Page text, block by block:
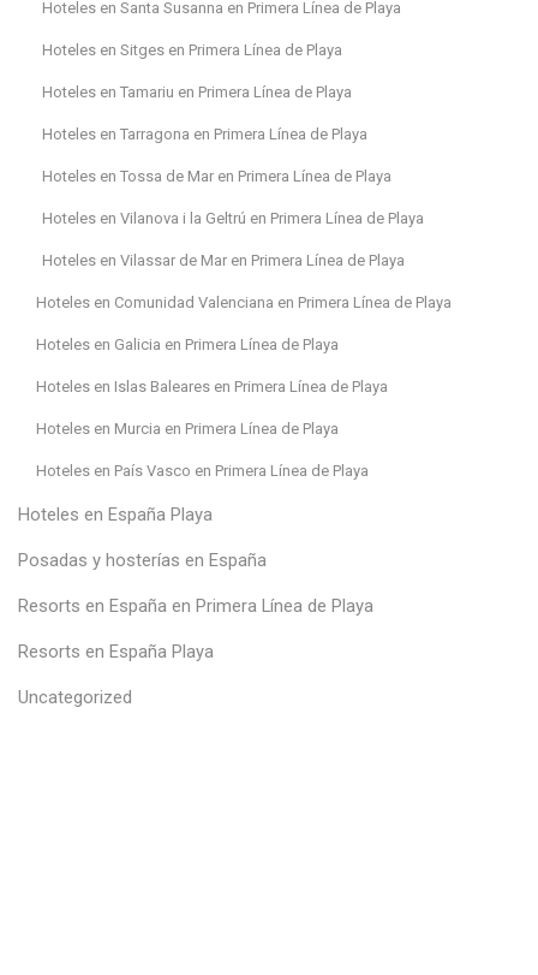
Hoteles en Santa Susanna en Primera Línea de Playa
Hoteles en Sitges en Primera Línea de Playa
Hoteles en Tamariu en Primera Línea de Playa
Hoteles en Tarragona en Primera Línea de Playa
Hoteles en Tossa de Mar en Primera Línea de Playa
Hoteles en Vilanova i la Geltrú en Primera Línea de Playa
Hoteles en Vilassar de Mar en Primera Línea de Playa
Hoteles en Comunidad Valenciana en Primera Línea de Playa
Hoteles en Galicia en Primera Línea de Playa
Hoteles en Islas Baleares en Primera Línea de Playa
Hoteles en Murcia en Primera Línea de Playa
Hoteles en País Vasco en Primera Línea de Playa
Hoteles en España Playa
Posadas y hosterías en España
Resorts en España en Primera Línea de Playa
Resorts en España Playa
Uncategorized